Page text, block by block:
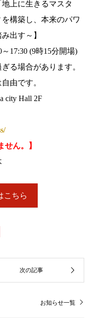
上に生きるマスタ
構築し、本来のパワ
出す～】
17:30 (9時15分開場)
る場合があります。
由です。
city Hall 2F
ん。】
こちら
お知らせ一覧